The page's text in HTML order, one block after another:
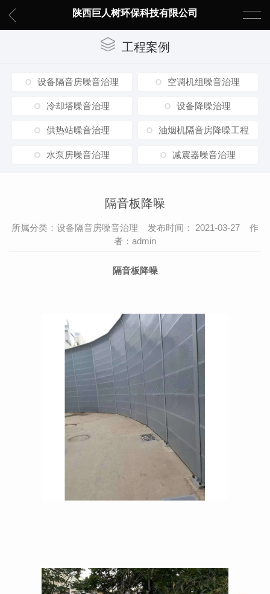
陕西巨人树环保科技有限公司
工程案例
设备隔音房噪音治理 空调机组噪音治理
冷却塔噪音治理 设备降噪治理
供热站噪音治理 油烟机隔音房降噪工程
水泵房噪音治理 减震器噪音治理
隔音板降噪
所属分类：设备隔音房噪音治理 发布时间： 2021-03-27 作
者：admin
隔音板降噪